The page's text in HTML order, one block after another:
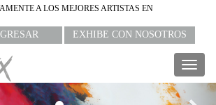
A LOS MEJORES ARTISTAS EN
EXHIBE CON NOSOTROS